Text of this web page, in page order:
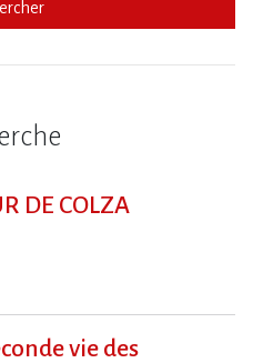
DE COLZA
vie des